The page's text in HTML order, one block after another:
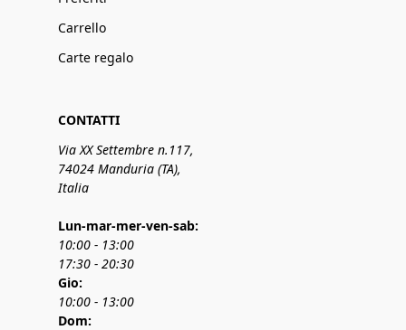
Carrello
Carte regalo
CONTATTI
Via XX Settembre n.117,
74024 Manduria (TA),
Italia
Lun-mar-mer-ven-sab:
10:00 - 13:00
17:30 - 20:30
Gio:
10:00 - 13:00
Dom: